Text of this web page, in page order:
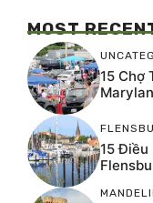
MOST
15 Chợ
15 Điều